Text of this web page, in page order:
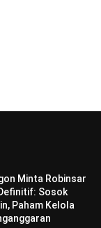
Minta Robinsar
Sosok
Paham Kelola